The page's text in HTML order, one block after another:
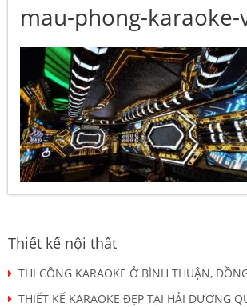
mau-phong-karaoke-
Thiết kế nội thất
THI CÔNG KARAOKE Ở BÌNH THUẬN,
THIẾT KẾ KARAOKE ĐẸP TẠI HẢI DƯƠNG